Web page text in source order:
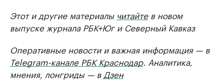
Этот и другие материалы читайтев новом
выпуске журнала РБК+Юг и Северный Кавказ
Оперативные новости и важная информация — в
Telegram-канале РБК Краснодар. Аналитика,
мнения, лонгриды — вДзен